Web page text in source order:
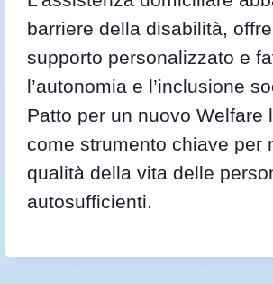
barriere della disabilità,
supporto personalizzato e
l’autonomia e l’inclusione
Patto per un nuovo Welfare
come strumento chiave per
qualità della vita delle
autosufficienti.